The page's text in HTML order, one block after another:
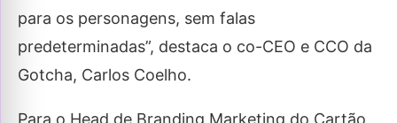
para os personagens, sem falas
predeterminadas”, destaca o co-CEO e CCO da
Gotcha, Carlos Coelho.
Para o Head de Branding Marketing do Cartão